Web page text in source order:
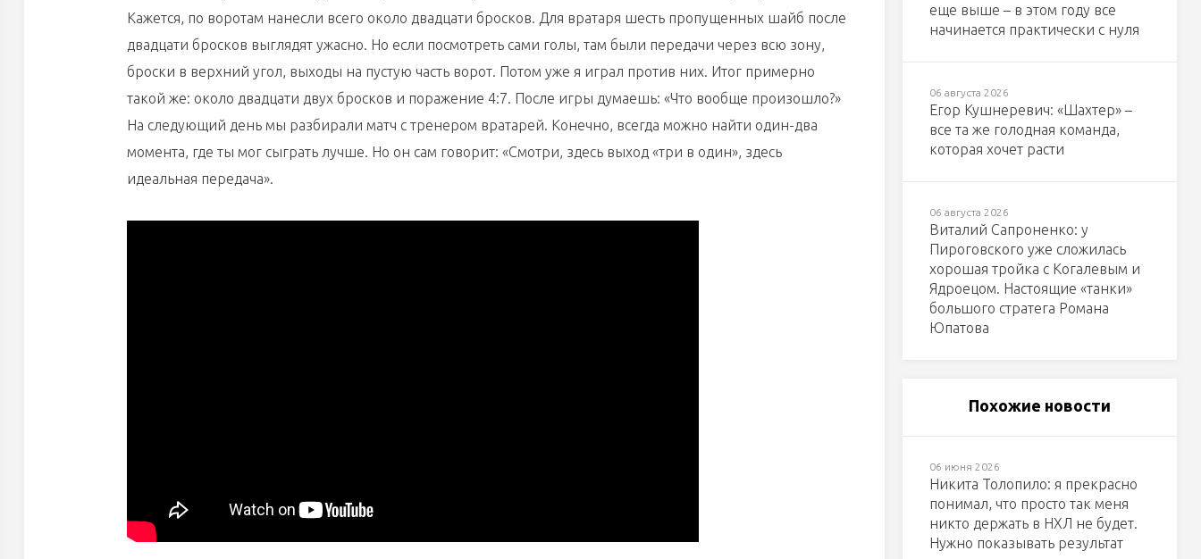
Кажется, по воротам нанесли всего около двадцати бросков. Для вратаря шесть пропущенных шайб после
двадцати бросков выглядят ужасно. Но если посмотреть сами голы, там были передачи через всю зону,
броски в верхний угол, выходы на пустую часть ворот. Потом уже я играл против них. Итог примерно
такой же: около двадцати двух бросков и поражение 4:7. После игры думаешь: «Что вообще произошло?»
На следующий день мы разбирали матч с тренером вратарей. Конечно, всегда можно найти один-два
момента, где ты мог сыграть лучше. Но он сам говорит: «Смотри, здесь выход «три в один», здесь
идеальная передача».
еще выше – в этом году все
начинается практически с нуля
06 августа 2026
Егор Кушнеревич: «Шахтер» –
все та же голодная команда,
которая хочет расти
06 августа 2026
Виталий Сапроненко: у
Пироговского уже сложилась
хорошая тройка с Когалевым и
Ядроецом. Настоящие «танки»
большого стратега Романа
Юпатова
Похожие новости
06 июня 2026
Никита Толопило: я прекрасно
понимал, что просто так меня
никто держать в НХЛ не будет.
Нужно показывать результат